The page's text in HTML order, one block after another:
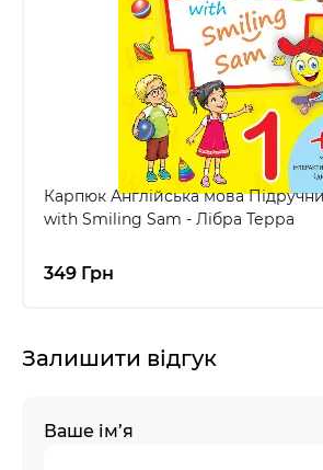
Карпюк Англійська мова
with Smiling Sam - Лібра Терра
349 Грн
Залишити відгук
Ваше ім’я